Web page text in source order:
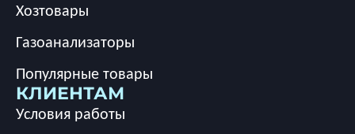
Хозтовары
Газоанализаторы
Популярные товары
КЛИЕНТАМ
Условия работы